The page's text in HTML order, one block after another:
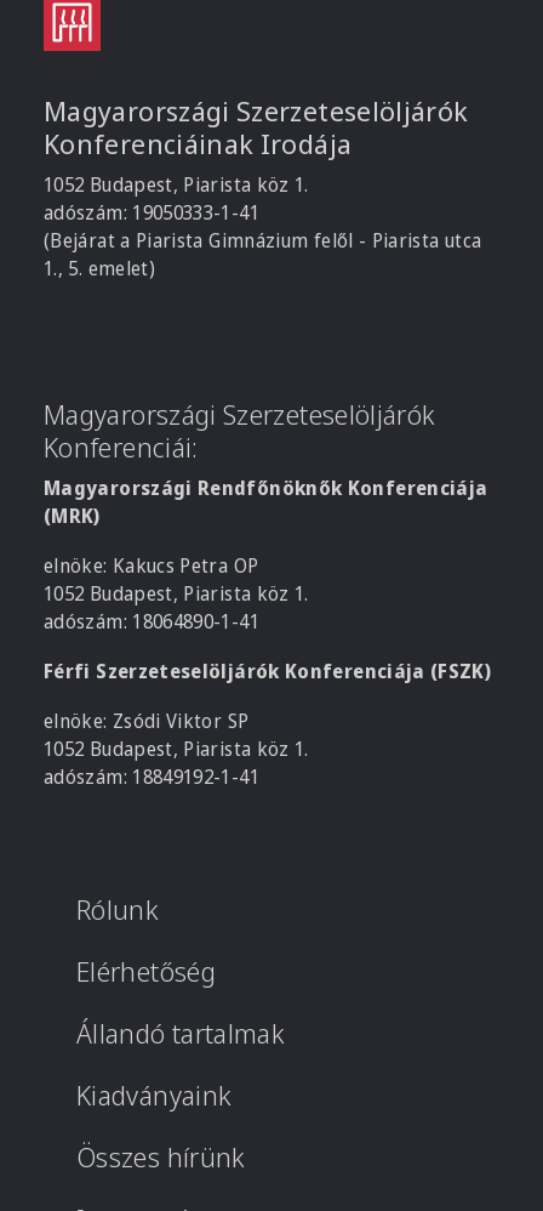
Magyarországi Szerzeteselöljárók
Konferenciáinak Irodája
1052 Budapest, Piarista köz 1.
adószám: 19050333-1-41
(Bejárat a Piarista Gimnázium felől - Piarista utca
1., 5. emelet)
Magyarországi Szerzeteselöljárók
Konferenciái:
Magyarországi Rendfőnöknők Konferenciája
(MRK)
elnöke: Kakucs Petra OP
1052 Budapest, Piarista köz 1.
adószám: 18064890-1-41
Férfi Szerzeteselöljárók Konferenciája (FSZK)
elnöke: Zsódi Viktor SP
1052 Budapest, Piarista köz 1.
adószám: 18849192-1-41
Rólunk
Elérhetőség
Állandó tartalmak
Kiadványaink
Összes hírünk